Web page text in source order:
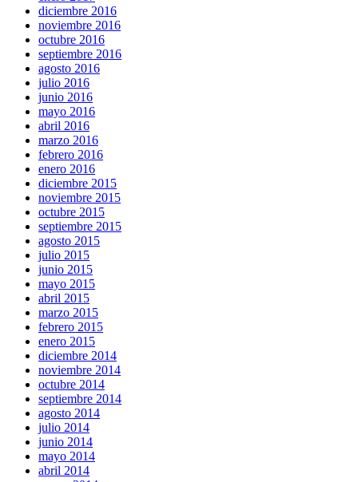
diciembre 2016
noviembre 2016
octubre 2016
septiembre 2016
agosto 2016
julio 2016
junio 2016
mayo 2016
abril 2016
marzo 2016
febrero 2016
enero 2016
diciembre 2015
noviembre 2015
octubre 2015
septiembre 2015
agosto 2015
julio 2015
junio 2015
mayo 2015
abril 2015
marzo 2015
febrero 2015
enero 2015
diciembre 2014
noviembre 2014
octubre 2014
septiembre 2014
agosto 2014
julio 2014
junio 2014
mayo 2014
abril 2014